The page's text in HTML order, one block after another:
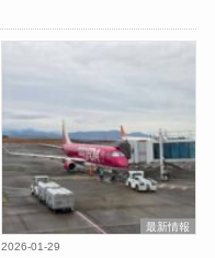
最新情報
2026-01-29